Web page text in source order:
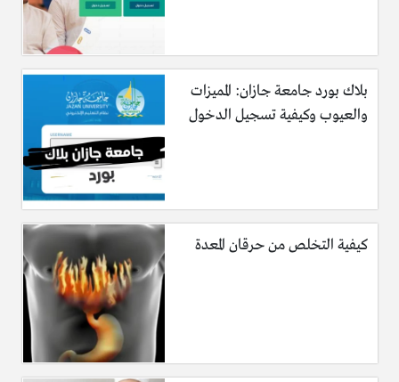
بلاك بورد جامعة جازان: المميزات
والعيوب وكيفية تسجيل الدخول
كيفية التخلص من حرقان المعدة